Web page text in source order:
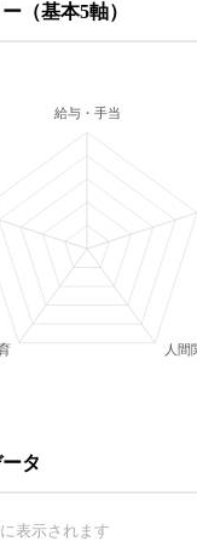
（基本5軸）
給与・手当
人間
タ
表示されます